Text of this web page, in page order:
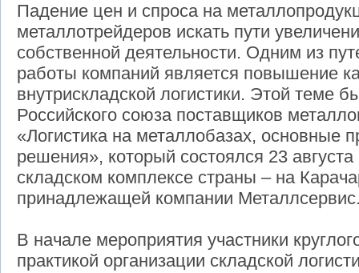
Падение цен и спроса на
металлотрейдеров искать пути
собственной деятельности. Одним из
работы компаний является повышение
внутрискладской логистики. Этой теме
Российского союза поставщиков
«Логистика на металлобазах, основные
решения», который состоялся 23
складском комплексе страны – на
принадлежащей компании
В начале мероприятия участники
практикой организации складской